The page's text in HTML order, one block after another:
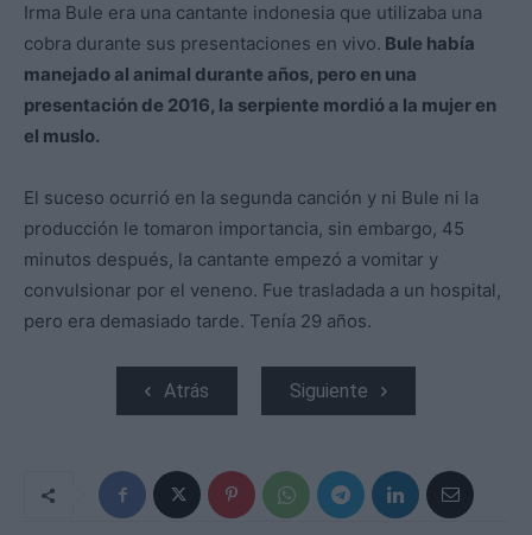
Irma Bule era una cantante indonesia que utilizaba una
cobra durante sus presentaciones en vivo. Bule había
manejado al animal durante años, pero en una
presentación de 2016, la serpiente mordió a la mujer en
el muslo.
El suceso ocurrió en la segunda canción y ni Bule ni la
producción le tomaron importancia, sin embargo, 45
minutos después, la cantante empezó a vomitar y
convulsionar por el veneno. Fue trasladada a un hospital,
pero era demasiado tarde. Tenía 29 años.
Atrás Siguiente